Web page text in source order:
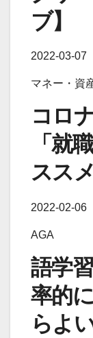
ブ】
2022-03-07
マネー・資
コロ
「就
ススメ
2022-02-06
AGA
語学
率的
らよ